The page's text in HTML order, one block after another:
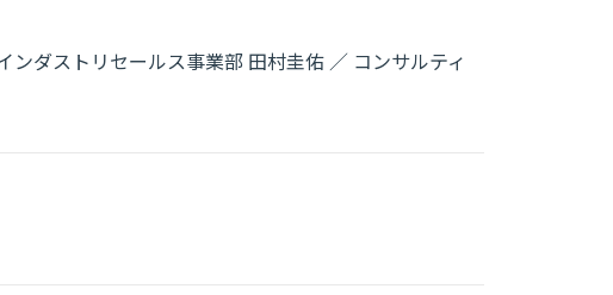
ダストリセールス事業部 田村圭佑 ／ コンサルティ